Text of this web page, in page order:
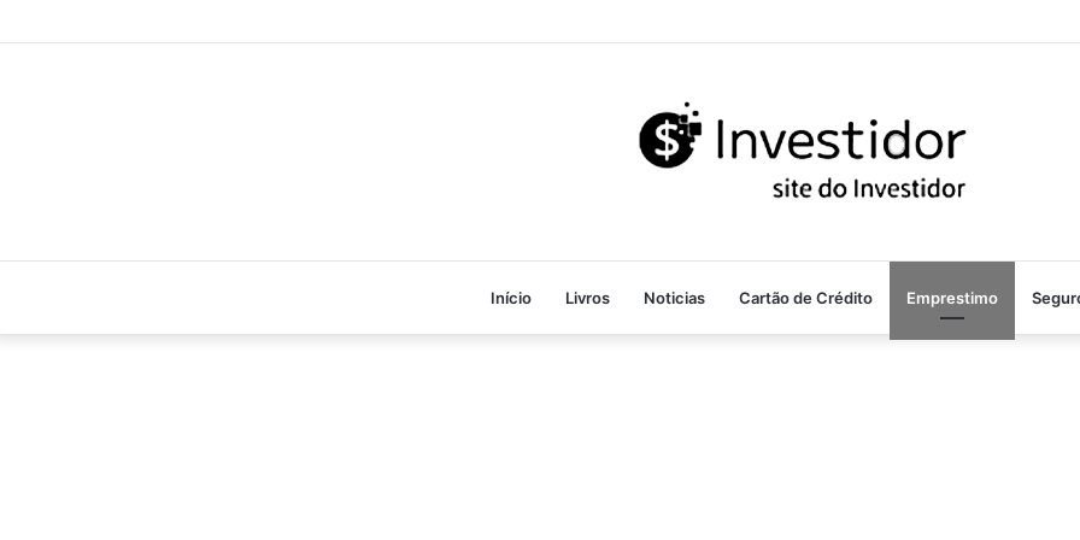
Início Livros Noticias Cartão de Crédito Emprestimo